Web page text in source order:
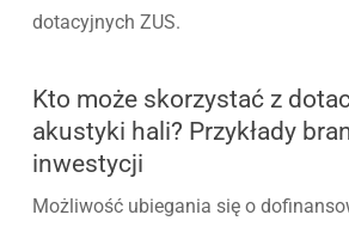
dotacyjnych ZUS.
Kto może skorzystać z
akustyki hali? Przykłady
inwestycji
Możliwość ubiegania się o